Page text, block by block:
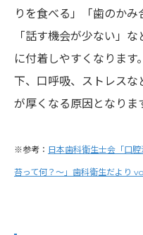
りを食べる」「歯のかみ
「話す機会が少ない」
に付着しやすくなりま
下、口呼吸、ストレスな
が厚くなる原因となりま
※参考： 日本歯科衛生士会「口
苔って何？～」歯科衛生だより